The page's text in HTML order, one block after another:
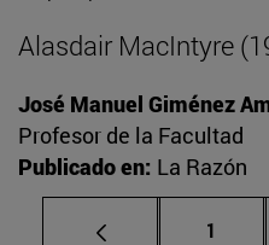
Alasdair MacIntyre
José Manuel Giménez
Profesor de la Facultad
Publicado en: La Razón
Página
1